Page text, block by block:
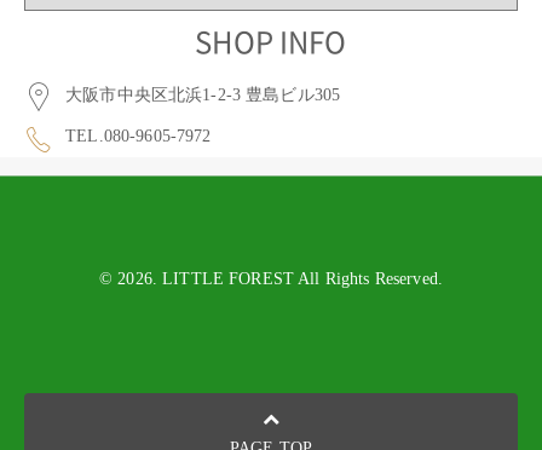
CATEGORY
SHOP INFO
大阪市中央区北浜1-2-3 豊島ビル305
TEL.080-9605-7972
© 2026. LITTLE FOREST All Rights Reserved.